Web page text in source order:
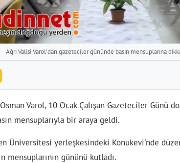
Ağrı Valisi Varol’dan gazeteciler gününde basın mensuplarına
Varol, 10 Ocak Çalışan Gazeteciler Günü
mensuplarıyla bir araya geldi.
Üniversitesi yerleşkesindeki Konukevi'nde
mensuplarının gününü kutladı.